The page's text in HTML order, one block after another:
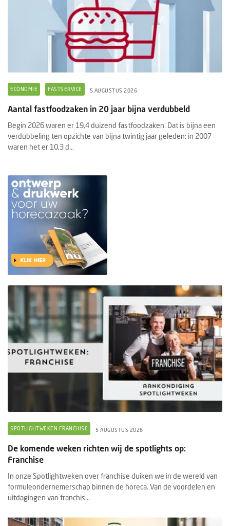
ECONOMIE FASTSERVICE 5 AUGUSTUS 2026
Aantal fastfoodzaken in 20 jaar bijna verdubbeld
Begin 2026 waren er 19,4 duizend fastfoodzaken. Dat is bijna een
verdubbeling ten opzichte van bijna twintig jaar geleden: in 2007
waren het er 10,3 d...
SPOTLIGHTWEKEN FRANCHISE 5 AUGUSTUS 2026
De komende weken richten wij de spotlights op:
Franchise
In onze Spotlightweken over franchise duiken we in de wereld van
formuleondernemerschap binnen de horeca. Van de voordelen en
uitdagingen van franchis...